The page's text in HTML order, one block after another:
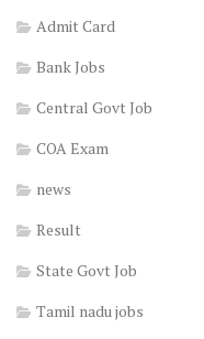
Admit Card
Bank Jobs
Central Govt Job
COA Exam
news
Result
State Govt Job
Tamil nadu jobs